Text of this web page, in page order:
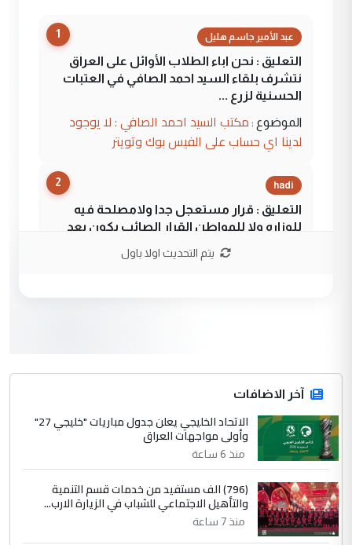
1 عبد الأمير جاسم هليل
التعليق : نحن اباء الطلاب الأوائل على العراق
نتشرف بلقاء السيد احمد الصافي في العتبات
الحسنية لزرع ...
الموضوع : مكتب السيد احمد الصافي : لا يوجود
لدينا اي حساب على الفيس بوك وتويتر
2 hadi
التعليق : قرار مستعجل جدا ولامصلحة فيه
للوزاره ولا للمواطن القرار الصائب يكون بعد
جنسية الرافد الثالث للعراق ومن اصول عريقة
ابا فرات ...
الموضوع :
الجواهري يرد على صدام حسين سل
مضجعيك يابن الزنا (نص كامل)
سردار
التعليق : واحد من عصابة علي ماما يسقط
جنسية الرافد الثالث للعراق ومن اصول عريقة
ابا فرات ...
يتم التحديث اولا باول
آخر الاضافات
الاتحاد الخليجي يعلن جدول مباريات "خليجي 27"
وأولى مواجهات العراق
منذ 6 ساعة
(796) الف مستفيد من خدمات قسم التنمية
والتأهيل الاجتماعي للشباب في الزيارة الارب...
منذ 7 ساعة